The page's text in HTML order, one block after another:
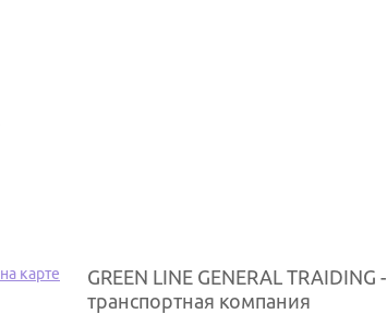
GREEN LINE GENERAL TRAIDING -
транспортная компания